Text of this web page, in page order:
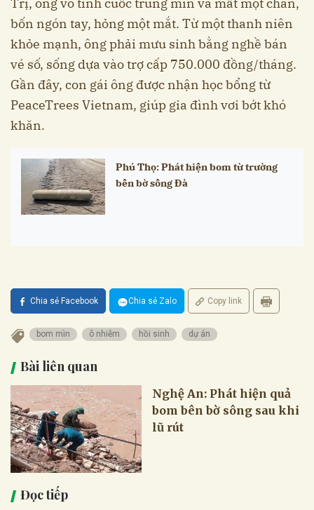
Trị, ông vô tình cuốc trúng mìn và mất một chân,
bốn ngón tay, hỏng một mắt. Từ một thanh niên
khỏe mạnh, ông phải mưu sinh bằng nghề bán
vé số, sống dựa vào trợ cấp 750.000 đồng/tháng.
Gần đây, con gái ông được nhận học bổng từ
PeaceTrees Vietnam, giúp gia đình vơi bớt khó
khăn.
Phú Thọ: Phát hiện bom từ trường
bên bờ sông Đà
Chia sẻ Facebook Chia sẻ Zalo Copy link
bom mìn ô nhiễm hồi sinh dự án
Bài liên quan
Nghệ An: Phát hiện quả
bom bên bờ sông sau khi
lũ rút
Đọc tiếp